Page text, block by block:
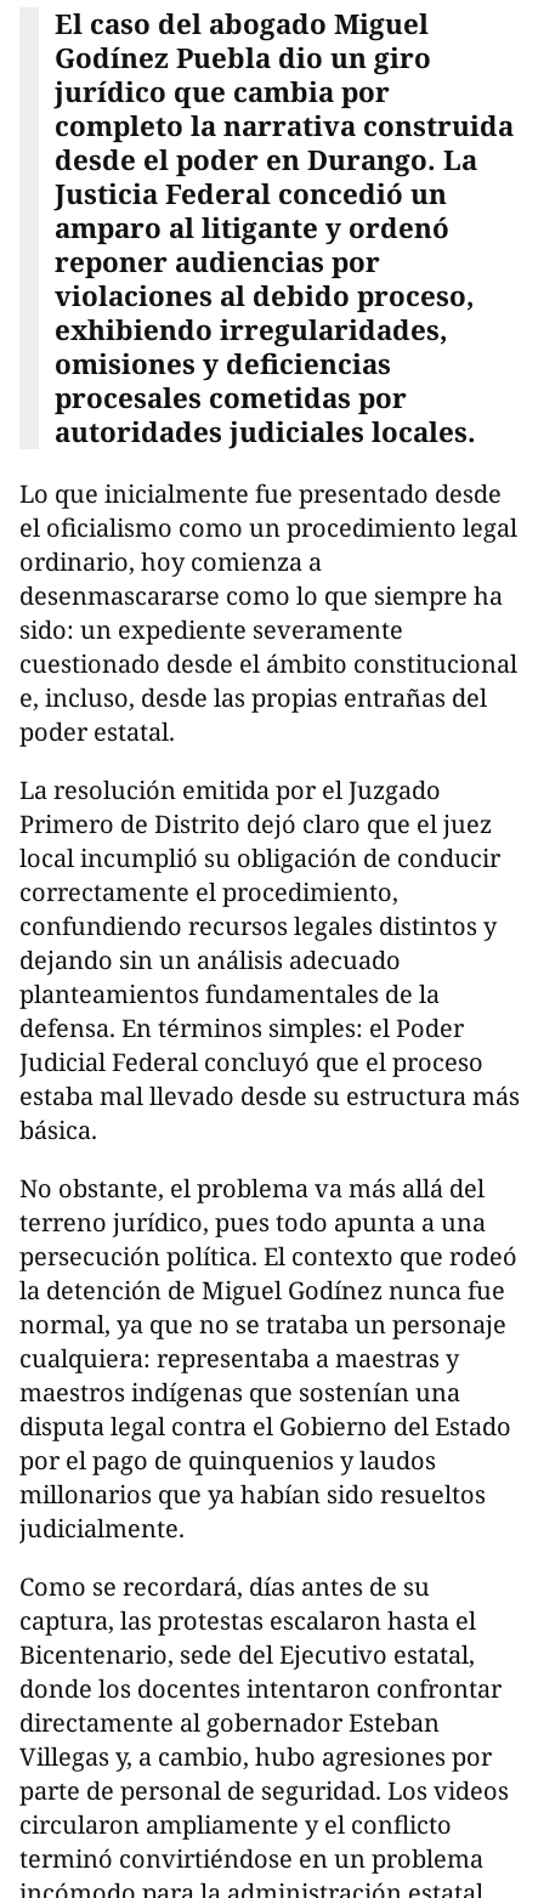
El caso del abogado Miguel
Godínez Puebla dio un giro
jurídico que cambia por
completo la narrativa construida
desde el poder en Durango. La
Justicia Federal concedió un
amparo al litigante y ordenó
reponer audiencias por
violaciones al debido proceso,
exhibiendo irregularidades,
omisiones y deficiencias
procesales cometidas por
autoridades judiciales locales.
Lo que inicialmente fue presentado desde
el oficialismo como un procedimiento legal
ordinario, hoy comienza a
desenmascararse como lo que siempre ha
sido: un expediente severamente
cuestionado desde el ámbito constitucional
e, incluso, desde las propias entrañas del
poder estatal.
La resolución emitida por el Juzgado
Primero de Distrito dejó claro que el juez
local incumplió su obligación de conducir
correctamente el procedimiento,
confundiendo recursos legales distintos y
dejando sin un análisis adecuado
planteamientos fundamentales de la
defensa. En términos simples: el Poder
Judicial Federal concluyó que el proceso
estaba mal llevado desde su estructura más
básica.
No obstante, el problema va más allá del
terreno jurídico, pues todo apunta a una
persecución política. El contexto que rodeó
la detención de Miguel Godínez nunca fue
normal, ya que no se trataba un personaje
cualquiera: representaba a maestras y
maestros indígenas que sostenían una
disputa legal contra el Gobierno del Estado
por el pago de quinquenios y laudos
millonarios que ya habían sido resueltos
judicialmente.
Como se recordará, días antes de su
captura, las protestas escalaron hasta el
Bicentenario, sede del Ejecutivo estatal,
donde los docentes intentaron confrontar
directamente al gobernador Esteban
Villegas y, a cambio, hubo agresiones por
parte de personal de seguridad. Los videos
circularon ampliamente y el conflicto
terminó convirtiéndose en un problema